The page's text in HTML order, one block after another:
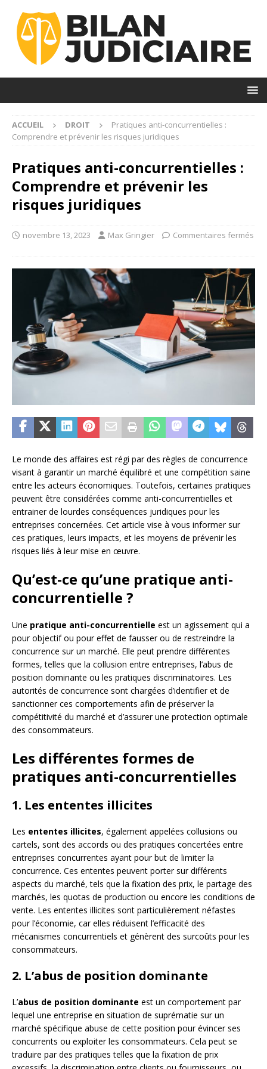
ACCUEIL DROIT
Pratiques anti-concurrentielles :
Comprendre et prévenir les risques juridiques
Pratiques anti-concurrentielles :
Comprendre et prévenir les
risques juridiques
novembre 13, 2023 Max Gringier Commentaires fermés
Le monde des affaires est régi par des règles de concurrence
visant à garantir un marché équilibré et une compétition saine
entre les acteurs économiques. Toutefois, certaines pratiques
peuvent être considérées comme anti-concurrentielles et
entrainer de lourdes conséquences juridiques pour les
entreprises concernées. Cet article vise à vous informer sur
ces pratiques, leurs impacts, et les moyens de prévenir les
risques liés à leur mise en œuvre.
Qu’est-ce qu’une pratique anti-
concurrentielle ?
Une pratique anti-concurrentielle est un agissement qui a
pour objectif ou pour effet de fausser ou de restreindre la
concurrence sur un marché. Elle peut prendre différentes
formes, telles que la collusion entre entreprises, l’abus de
position dominante ou les pratiques discriminatoires. Les
autorités de concurrence sont chargées d’identifier et de
sanctionner ces comportements afin de préserver la
compétitivité du marché et d’assurer une protection optimale
des consommateurs.
Les différentes formes de
pratiques anti-concurrentielles
1. Les ententes illicites
Les ententes illicites, également appelées collusions ou
cartels, sont des accords ou des pratiques concertées entre
entreprises concurrentes ayant pour but de limiter la
concurrence. Ces ententes peuvent porter sur différents
aspects du marché, tels que la fixation des prix, le partage des
marchés, les quotas de production ou encore les conditions de
vente. Les ententes illicites sont particulièrement néfastes
pour l’économie, car elles réduisent l’efficacité des
mécanismes concurrentiels et génèrent des surcoûts pour les
consommateurs.
2. L’abus de position dominante
L’abus de position dominante est un comportement par
lequel une entreprise en situation de suprématie sur un
marché spécifique abuse de cette position pour évincer ses
concurrents ou exploiter les consommateurs. Cela peut se
traduire par des pratiques telles que la fixation de prix